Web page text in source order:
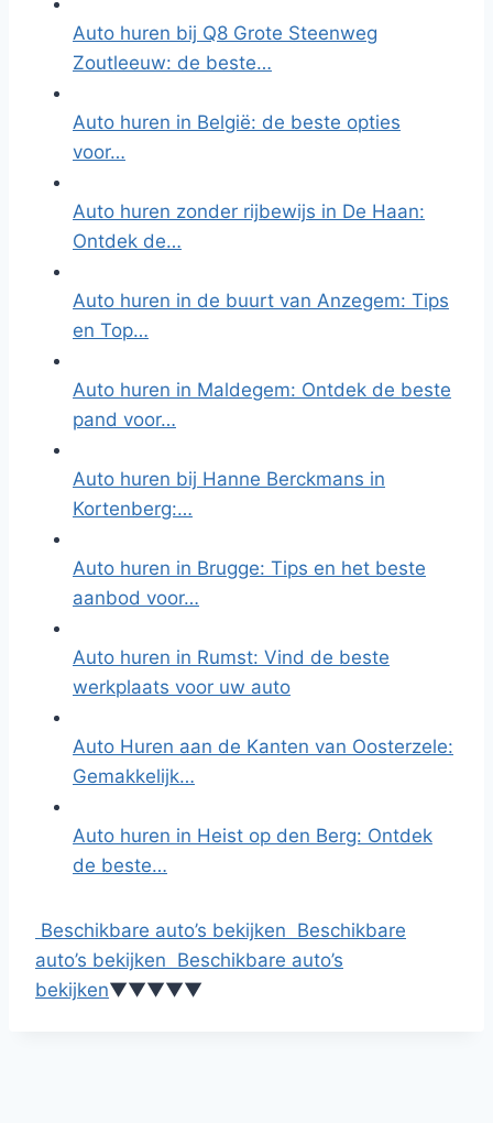
Auto huren bij Q8 Grote Steenweg
Zoutleeuw: de beste…
Auto huren in België: de beste opties
voor…
Auto huren zonder rijbewijs in De Haan:
Ontdek de…
Auto huren in de buurt van Anzegem: Tips
en Top…
Auto huren in Maldegem: Ontdek de beste
pand voor…
Auto huren bij Hanne Berckmans in
Kortenberg:…
Auto huren in Brugge: Tips en het beste
aanbod voor…
Auto huren in Rumst: Vind de beste
werkplaats voor uw auto
Auto Huren aan de Kanten van Oosterzele:
Gemakkelijk…
Auto huren in Heist op den Berg: Ontdek
de beste…
Beschikbare auto’s bekijken Beschikbare
auto’s bekijken Beschikbare auto’s
bekijken▼▼▼▼▼